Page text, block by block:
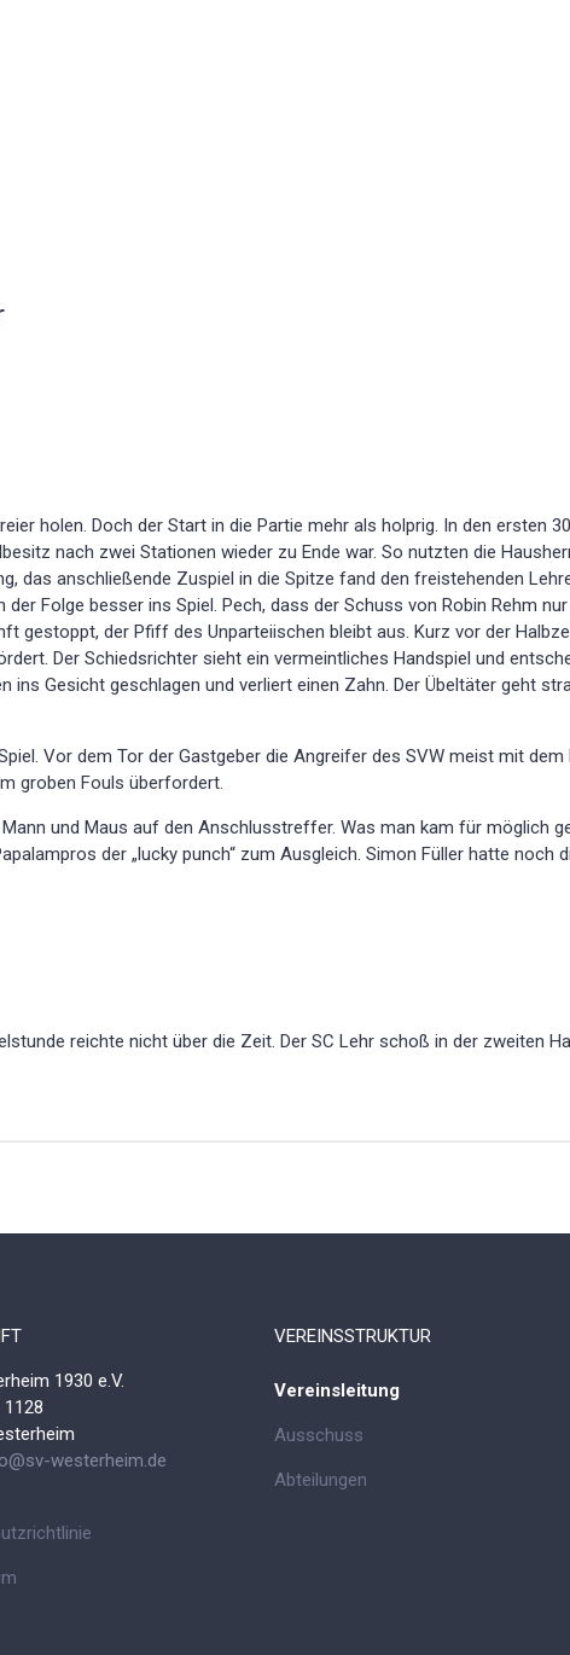
holen. Doch der Start in die Partie mehr als holprig. In den ersten
nach zwei Stationen wieder zu Ende war. So nutzten die
das anschließende Zuspiel in die Spitze fand den freistehenden
Folge besser ins Spiel. Pech, dass der Schuss von Robin Rehm
gestoppt, der Pfiff des Unparteiischen bleibt aus. Kurz vor der
Der Schiedsrichter sieht ein vermeintliches Handspiel und
ins Gesicht geschlagen und verliert einen Zahn. Der Übeltäter geht
Vor dem Tor der Gastgeber die Angreifer des SVW meist mit
groben Fouls überfordert.
und Maus auf den Anschlusstreffer. Was man kam für möglich
der „lucky punch“ zum Ausgleich. Simon Füller hatte noch
reichte nicht über die Zeit. Der SC Lehr schoß in der zweiten
1930 e.V.
westerheim.de
VEREINSSTRUKTUR
Vereinsleitung
Ausschuss
Abteilungen